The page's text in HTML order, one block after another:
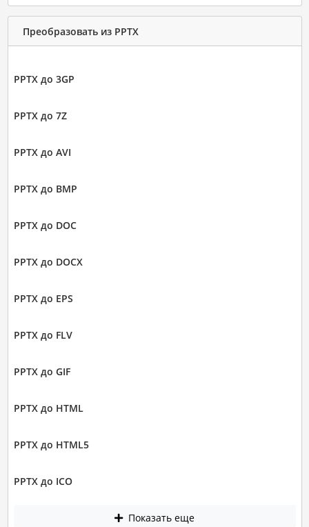
Преобразовать из PPTX
PPTX до 3GP
PPTX до 7Z
PPTX до AVI
PPTX до BMP
PPTX до DOC
PPTX до DOCX
PPTX до EPS
PPTX до FLV
PPTX до GIF
PPTX до HTML
PPTX до HTML5
PPTX до ICO
Показать еще